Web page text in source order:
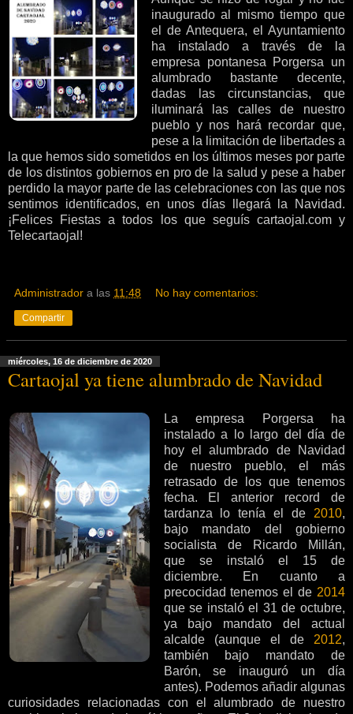
inaugurado al mismo tiempo que
el de Antequera, el Ayuntamiento
ha instalado a través de la
empresa pontanesa Porgersa un
alumbrado bastante decente,
dadas las circunstancias, que
iluminará las calles de nuestro
pueblo y nos hará recordar que,
pese a la limitación de libertades a
la que hemos sido sometidos en los últimos meses por parte
de los distintos gobiernos en pro de la salud y pese a haber
perdido la mayor parte de las celebraciones con las que nos
sentimos identificados, en unos días llegará la Navidad.
¡Felices Fiestas a todos los que seguís cartaojal.com y
Telecartaojal!
Administrador a las 11:48 No hay comentarios:
Compartir
miércoles, 16 de diciembre de 2020
Cartaojal ya tiene alumbrado de Navidad
La empresa Porgersa ha
instalado a lo largo del día de
hoy el alumbrado de Navidad
de nuestro pueblo, el más
retrasado de los que tenemos
fecha. El anterior record de
tardanza lo tenía el de 2010,
bajo mandato del gobierno
socialista de Ricardo Millán,
que se instaló el 15 de
diciembre. En cuanto a
precocidad tenemos el de 2014
que se instaló el 31 de octubre,
ya bajo mandato del actual
alcalde (aunque el de 2012,
también bajo mandato de
Barón, se inauguró un día
antes). Podemos añadir algunas
curiosidades relacionadas con el alumbrado de nuestro